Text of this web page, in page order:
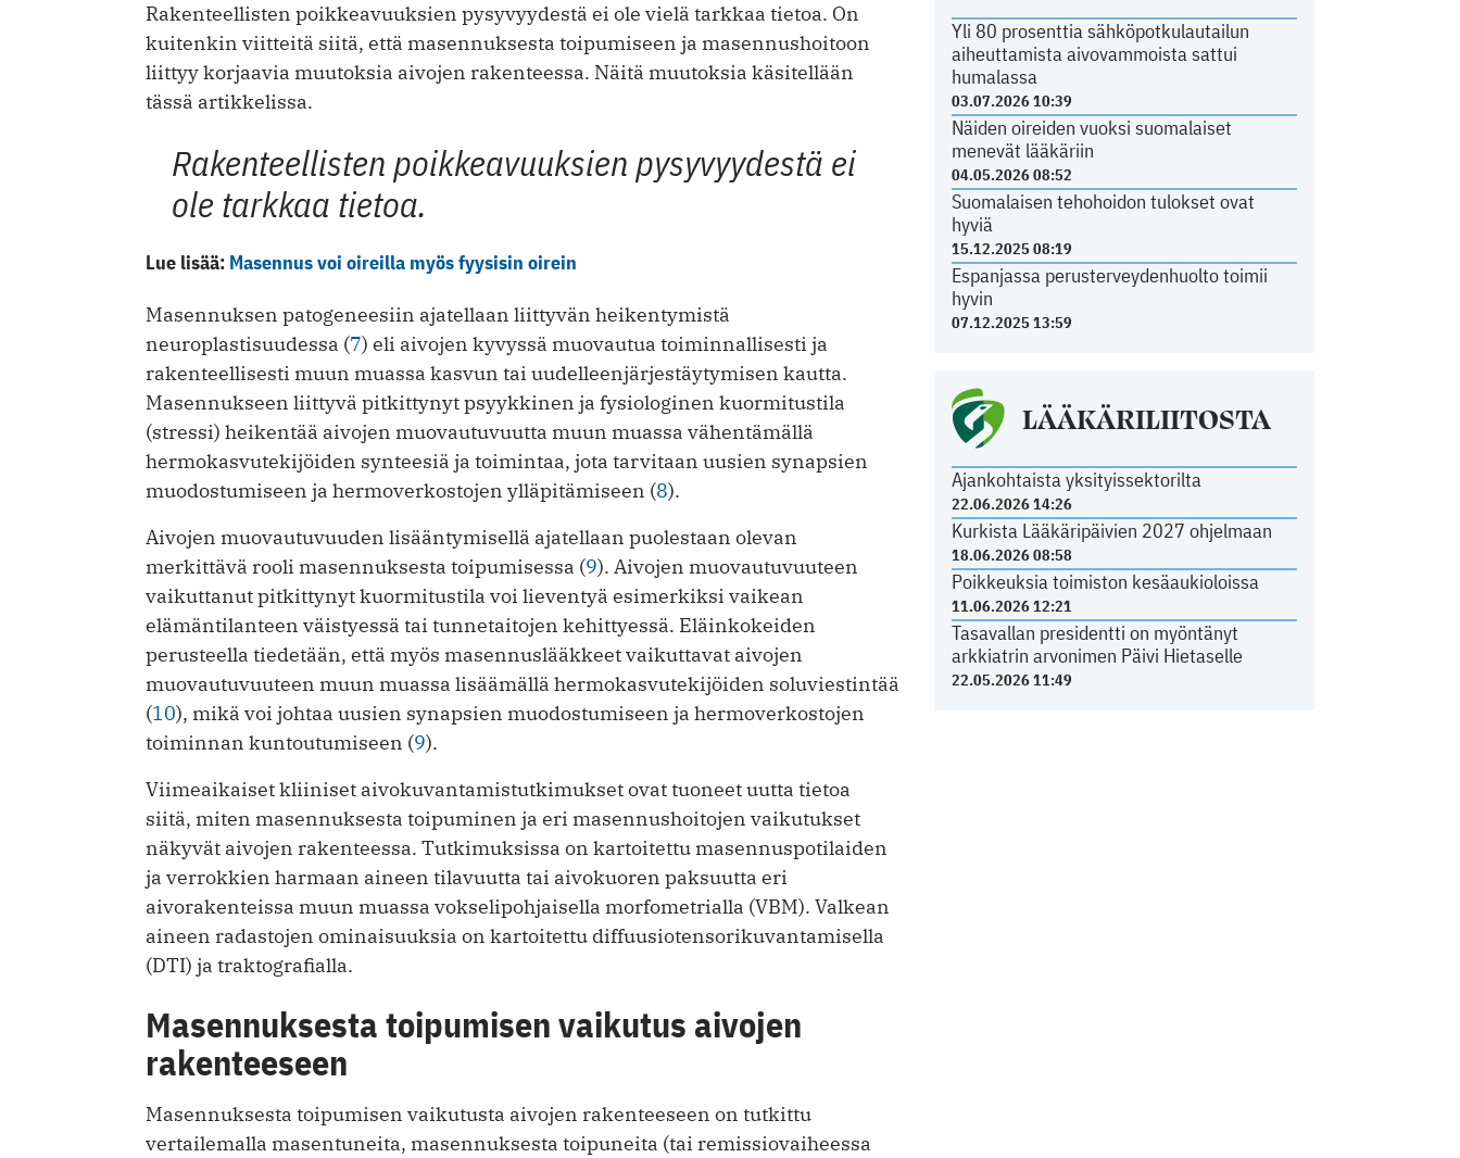
Yli 80 prosenttia sähköpotkulautailun
aiheuttamista aivovammoista sattui
humalassa
03.07.2026 10:39
Näiden oireiden vuoksi suomalaiset
menevät lääkäriin
04.05.2026 08:52
Suomalaisen tehohoidon tulokset ovat
hyviä
15.12.2025 08:19
Espanjassa perusterveydenhuolto toimii
hyvin
07.12.2025 13:59
LÄÄKÄRILIITOSTA
Ajankohtaista yksityissektorilta
22.06.2026 14:26
Kurkista Lääkäripäivien 2027 ohjelmaan
18.06.2026 08:58
Poikkeuksia toimiston kesäaukioloissa
11.06.2026 12:21
Tasavallan presidentti on myöntänyt
arkkiatrin arvonimen Päivi Hietaselle
22.05.2026 11:49
Rakenteellisten poikkeavuuksien pysyvyydestä ei ole vielä tarkkaa tietoa. On
kuitenkin viitteitä siitä, että masennuksesta toipumiseen ja masennushoitoon
liittyy korjaavia muutoksia aivojen rakenteessa. Näitä muutoksia käsitellään
tässä artikkelissa.
Rakenteellisten poikkeavuuksien pysyvyydestä ei
ole tarkkaa tietoa.
Lue lisää: Masennus voi oireilla myös fyysisin oirein
Masennuksen patogeneesiin ajatellaan liittyvän heikentymistä
neuroplastisuudessa (7) eli aivojen kyvyssä muovautua toiminnallisesti ja
rakenteellisesti muun muassa kasvun tai uudelleenjärjestäytymisen kautta.
Masennukseen liittyvä pitkittynyt psyykkinen ja fysiologinen kuormitustila
(stressi) heikentää aivojen muovautuvuutta muun muassa vähentämällä
hermokasvutekijöiden synteesiä ja toimintaa, jota tarvitaan uusien synapsien
muodostumiseen ja hermoverkostojen ylläpitämiseen (8).
Aivojen muovautuvuuden lisääntymisellä ajatellaan puolestaan olevan
merkittävä rooli masennuksesta toipumisessa (9). Aivojen muovautuvuuteen
vaikuttanut pitkittynyt kuormitustila voi lieventyä esimerkiksi vaikean
elämäntilanteen väistyessä tai tunnetaitojen kehittyessä. Eläinkokeiden
perusteella tiedetään, että myös masennuslääkkeet vaikuttavat aivojen
muovautuvuuteen muun muassa lisäämällä hermokasvutekijöiden soluviestintää
(10), mikä voi johtaa uusien synapsien muodostumiseen ja hermoverkostojen
toiminnan kuntoutumiseen (9).
Viimeaikaiset kliiniset aivokuvantamistutkimukset ovat tuoneet uutta tietoa
siitä, miten masennuksesta toipuminen ja eri masennushoitojen vaikutukset
näkyvät aivojen rakenteessa. Tutkimuksissa on kartoitettu masennuspotilaiden
ja verrokkien harmaan aineen tilavuutta tai aivokuoren paksuutta eri
aivorakenteissa muun muassa vokselipohjaisella morfometrialla (VBM). Valkean
aineen radastojen ominaisuuksia on kartoitettu diffuusiotensorikuvantamisella
(DTI) ja traktografialla.
Masennuksesta toipumisen vaikutus aivojen
rakenteeseen
Masennuksesta toipumisen vaikutusta aivojen rakenteeseen on tutkittu
vertailemalla masentuneita, masennuksesta toipuneita (tai remissiovaiheessa